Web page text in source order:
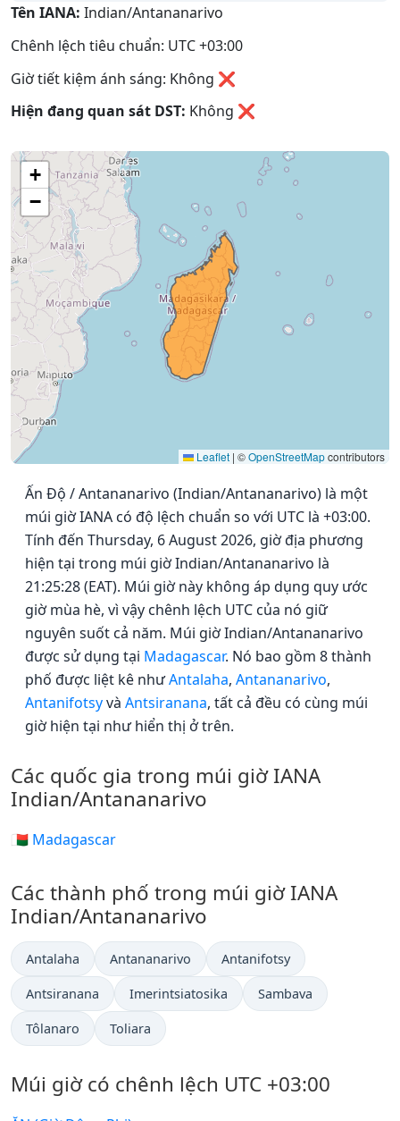
Tên IANA: Indian/Antananarivo
Chênh lệch tiêu chuẩn: UTC +03:00
Giờ tiết kiệm ánh sáng: Không ❌
Hiện đang quan sát DST: Không ❌
+
−
Leaflet | ©OpenStreetMapcontributors
Ấn Độ / Antananarivo (Indian/Antananarivo) là một
múi giờ IANA có độ lệch chuẩn so với UTC là +03:00.
Tính đến Thursday, 6 August 2026, giờ địa phương
hiện tại trong múi giờ Indian/Antananarivo là
21:25:28 (EAT). Múi giờ này không áp dụng quy ước
giờ mùa hè, vì vậy chênh lệch UTC của nó giữ
nguyên suốt cả năm. Múi giờ Indian/Antananarivo
được sử dụng tại Madagascar. Nó bao gồm 8 thành
phố được liệt kê nhưAntalaha, Antananarivo,
Antanifotsyvà Antsiranana, tất cả đều có cùng múi
giờ hiện tại như hiển thị ở trên.
Các quốc gia trong múi giờ IANA
Indian/Antananarivo
🇲🇬 Madagascar
Các thành phố trong múi giờ IANA
Indian/Antananarivo
Antalaha Antananarivo Antanifotsy
Antsiranana Imerintsiatosika Sambava
Tôlanaro Toliara
Múi giờ có chênh lệch UTC +03:00